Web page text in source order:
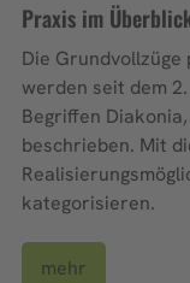
Praxis im
Die
werden seit dem
Begriffen
beschrieben. Mit
kategorisieren.
mehr